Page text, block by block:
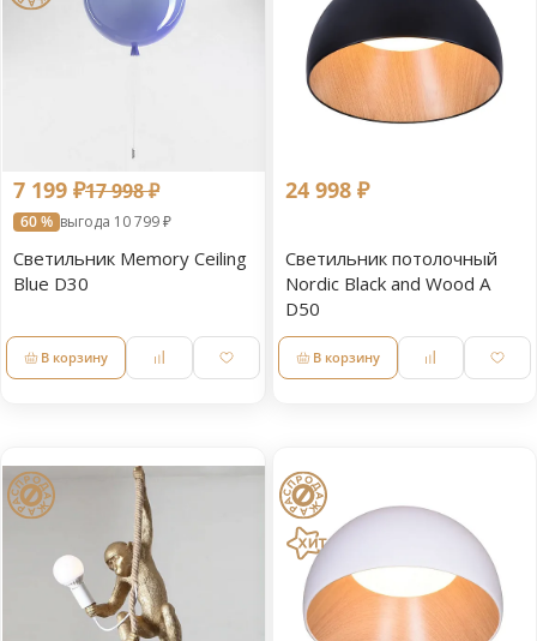
7 199 ₽17 998 ₽
60 % выгода 10 799 ₽
Светильник Memory Ceiling
Blue D30
В корзину
24 998 ₽
Светильник потолочный
Nordic Black and Wood A
D50
В корзину